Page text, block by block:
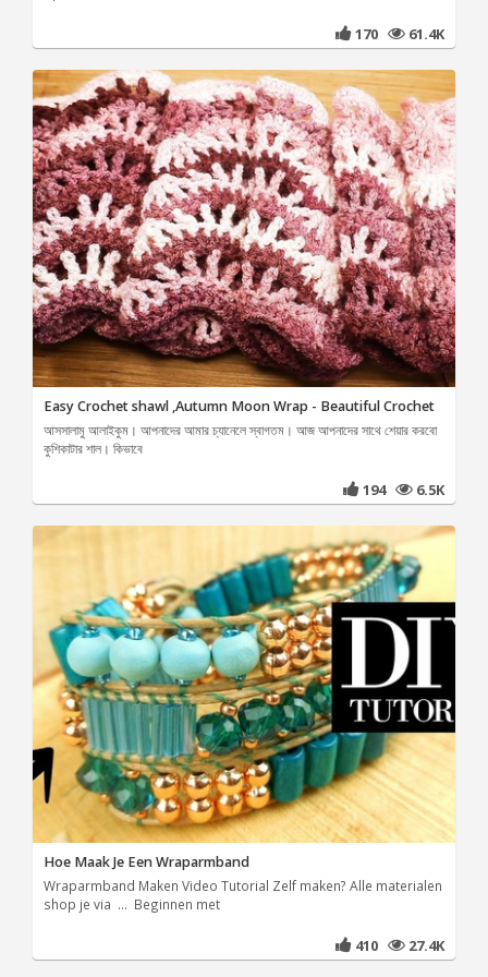
170 61.4K
Easy Crochet shawl ,Autumn Moon Wrap - Beautiful Crochet
আসসালামু আলাইকুম। আপনাদের আমার চ্যানেলে স্বাগতম। আজ আপনাদের সাথে শেয়ার করবো
কুশিকাটার শাল। কিভাবে
194 6.5K
Hoe Maak Je Een Wraparmband
Wraparmband Maken Video Tutorial Zelf maken? Alle materialen
shop je via ... Beginnen met
410 27.4K